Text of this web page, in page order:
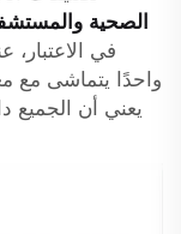
الصحية
في
واحدًا يتماشى مع
يعني أن